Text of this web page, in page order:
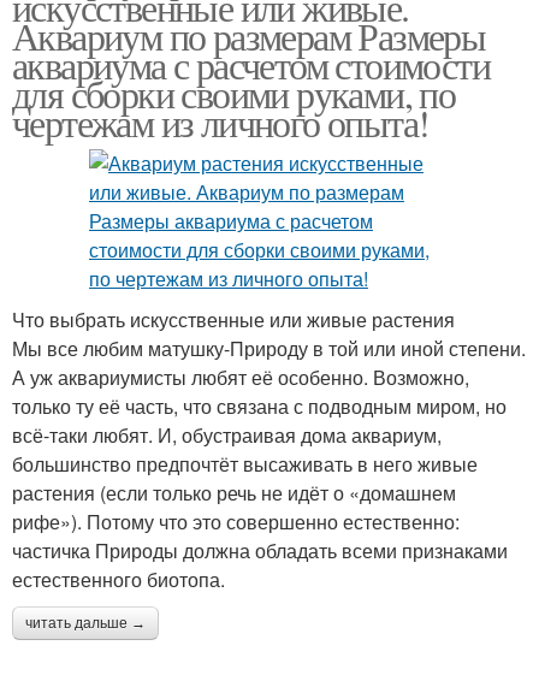
Аквариум по размерам Размеры
аквариума с расчетом стоимости
для сборки своими руками, по
чертежам из личного опыта!
Что выбрать искусственные или живые растения
Мы все любим матушку-Природу в той или иной степени.
А уж аквариумисты любят её особенно. Возможно,
только ту её часть, что связана с подводным миром, но
всё-таки любят. И, обустраивая дома аквариум,
большинство предпочтёт высаживать в него живые
растения (если только речь не идёт о «домашнем
рифе»). Потому что это совершенно естественно:
частичка Природы должна обладать всеми признаками
естественного биотопа.
читать дальше →